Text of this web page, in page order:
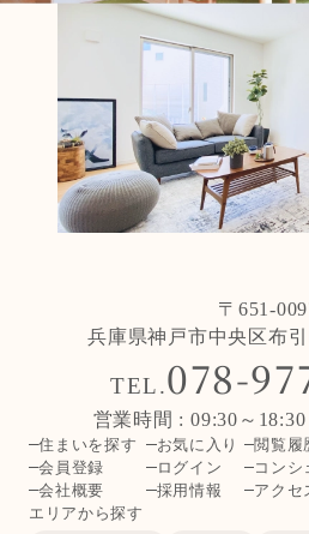
〒651-
兵庫県神戸市中央区布
TEL.078-
営業時間 : 09:30～
住まいを探す お気に入り
閲覧履
会員登録
ログイン
コンシ
会社概要
採用情報
アクセ
エリアから探す